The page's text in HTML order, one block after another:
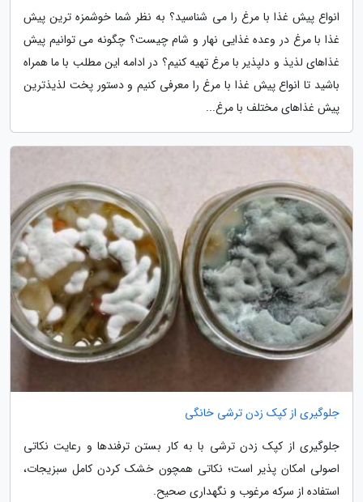
انواع پیش غذا با مرغ را می شناسید؟ به نظر شما خوشمزه ترین پیش
غذا با مرغ در وعده غذایی نهار و شام چیست؟ چگونه می توانیم پیش
غذاهای لذیذ و دلپذیر با مرغ تهیه کنیم؟ در ادامه این مطلب با ما همراه
باشید تا انواع پیش غذا با مرغ را معرفی کنیم و دستور پخت لذیذترین
پیش غذاهای مختلف با مرغ...
جلوگیری از کپک زدن ترشی خانگی
جلوگیری از کپک زدن ترشی با به کار بستن ترفندها و رعایت نکاتی
اصولی امکان پذیر است؛ نکاتی همچون خشک کردن کامل سبزیجات،
استفاده از سرکه مرغوب و نگهداری صحیح.